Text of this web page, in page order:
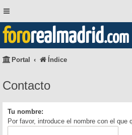
fororealmadrid.com
Portal Índice
Contacto
Tu nombre:
Por favor, introduce el nombre con el que